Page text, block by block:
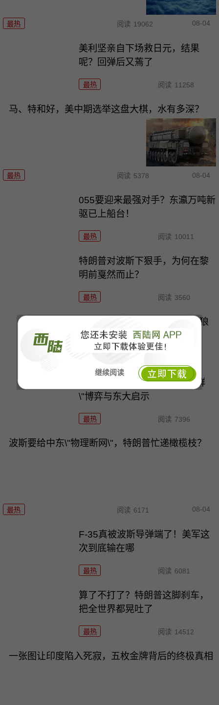
继续阅读
最热 阅读 19062 08-04
美利坚亲自下场救日元，结果
呢？回弹后又蔫了
最热 阅读 11258
马、特和好，美中期选举这盘大棋，水有多深？
最热 阅读 5378 08-04
055要迎来最强对手？东瀛万吨新
驱已上船台！
最热 阅读 10011
特朗普对波斯下狠手，为何在黎
明前戛然而止？
最热 阅读 3560
科幻片照进了现实，东大机器狼
驮着武器冲锋！
千机压境：俄乌战场上的\"蜂群
\"博弈与东大启示
最热 阅读 7396
波斯要给中东\"物理断网\"，特朗普忙递橄榄枝？
最热 阅读 6171 08-04
F-35真被波斯导弹端了！美军这
次到底输在哪
最热 阅读 6081
算了不打了？特朗普这脚刹车，
把全世界都晃吐了
最热 阅读 14512
一张图让印度陷入死寂，五枚金牌背后的终极真相